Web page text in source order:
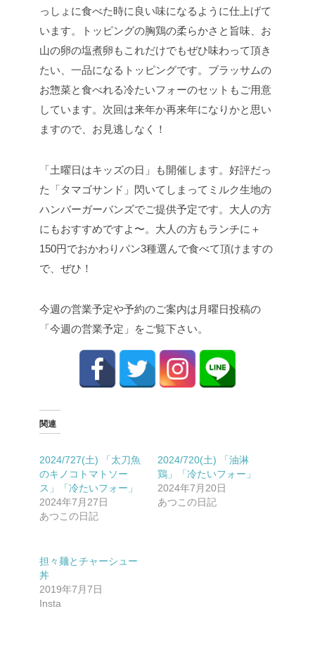
っしょに食べた時に良い味になるように仕上げて
います。トッピングの胸鶏の柔らかさと旨味、お
山の卵の塩煮卵もこれだけでもぜひ味わって頂き
たい、一品になるトッピングです。ブラッサムの
お惣菜と食べれる冷たいフォーのセットもご用意
しています。次回は来年か再来年になりかと思い
ますので、お見逃しなく！
「土曜日はキッズの日」も開催します。好評だっ
た「タマゴサンド」閃いてしまってミルク生地の
ハンバーガーバンズでご提供予定です。大人の方
にもおすすめですよ〜。大人の方もランチに＋
150円でおかわりパン3種選んで食べて頂けますの
で、ぜひ！
今週の営業予定や予約のご案内は月曜日投稿の
「今週の営業予定」をご覧下さい。
関連
2024/727(土) 「太刀魚
のキノコトマトソー
ス」「冷たいフォー」
2024年7月27日
あつこの日記
2024/720(土) 「油淋
鶏」「冷たいフォー」
2024年7月20日
あつこの日記
担々麺とチャーシュー
丼
2019年7月7日
Insta